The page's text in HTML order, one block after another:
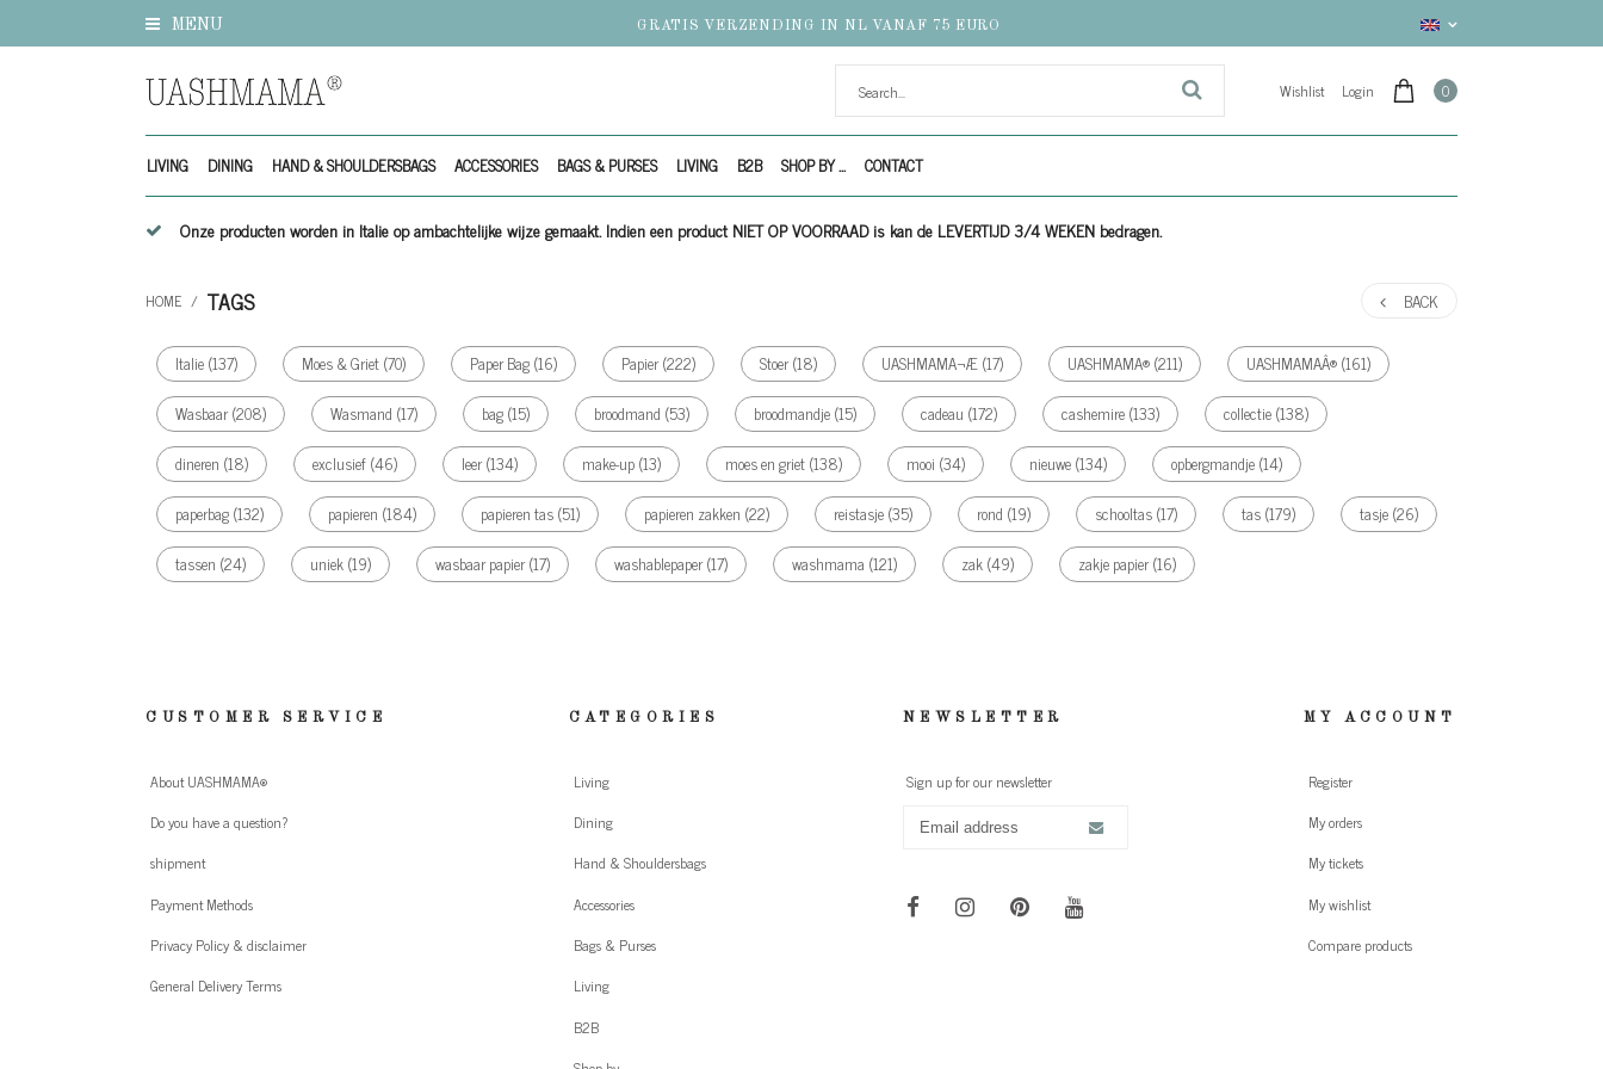
MENU GRATIS VERZENDING IN NL VANAF 75 EURO
Wishlist Login 0
LIVING DINING HAND & SHOULDERSBAGS ACCESSORIES BAGS & PURSES LIVING B2B SHOP BY ... CONTACT
Onze producten worden in Italie op ambachtelijke wijze gemaakt. Indien een product NIET OP VOORRAAD is kan de LEVERTIJD 3/4 WEKEN bedragen.
HOME / TAGS BACK
Italie(137) Moes & Griet(70) Paper Bag(16) Papier(222) Stoer(18) UASHMAMA¬Æ(17) UASHMAMA®(211) UASHMAMAÂ®(161)
Wasbaar(208) Wasmand (17) bag(15) broodmand (53) broodmandje(15) cadeau (172) cashemire(133) collectie(138)
dineren (18) exclusief(46) leer(134) make-up(13) moes en griet(138) mooi (34) nieuwe(134) opbergmandje(14)
paperbag(132) papieren (184) papieren tas(51) papieren zakken (22) reistasje(35) rond (19) schooltas(17) tas(179) tasje(26)
tassen (24) uniek(19) wasbaar papier(17) washablepaper(17) washmama (121) zak(49) zakje papier(16)
CUSTOMER SERVICE
About UASHMAMA®
Do you have a question?
shipment
Payment Methods
Privacy Policy & disclaimer
General Delivery Terms
CATEGORIES
Living
Dining
Hand & Shouldersbags
Accessories
Bags & Purses
Living
B2B
NEWSLETTER
Sign up for our newsletter
MY ACCOUNT
Register
My orders
My tickets
My wishlist
Compare products